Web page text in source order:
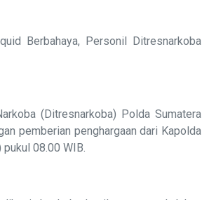
Berbahaya, Personil Ditresnarkoba
(Ditresnarkoba) Polda Sumatera
pemberian penghargaan dari Kapolda
08.00 WIB.